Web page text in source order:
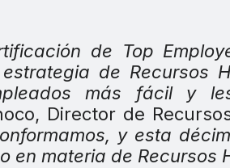
de Top
de Recursos
más fácil y
Director de
y esta
en materia de Recursos